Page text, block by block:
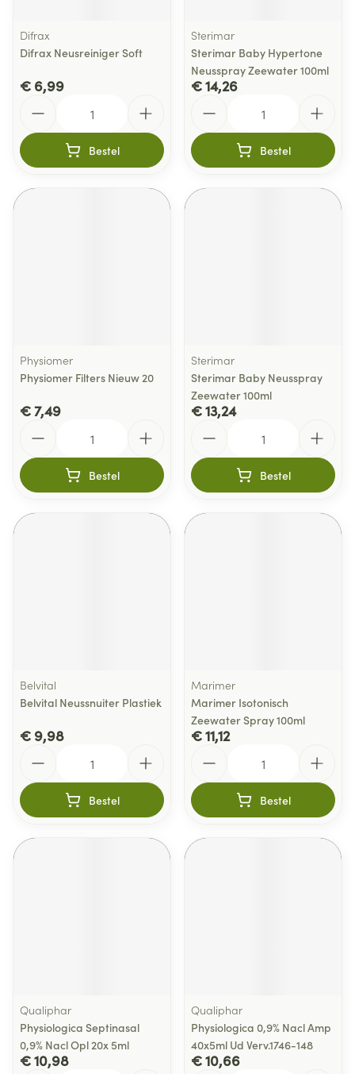
Difrax
Difrax Neusreiniger Soft
€ 6,99
Bestel
Sterimar
Sterimar Baby Hypertone
Neusspray Zeewater 100ml
€ 14,26
Bestel
Physiomer
Physiomer Filters Nieuw 20
€ 7,49
Bestel
Sterimar
Sterimar Baby Neusspray
Zeewater 100ml
€ 13,24
Bestel
Belvital
Belvital Neussnuiter Plastiek
€ 9,98
Bestel
Marimer
Marimer Isotonisch
Zeewater Spray 100ml
€ 11,12
Bestel
Qualiphar
Physiologica Septinasal
0,9% Nacl Opl 20x 5ml
€ 10,98
Qualiphar
Physiologica 0,9% Nacl Amp
40x5ml Ud Verv.1746-148
€ 10,66